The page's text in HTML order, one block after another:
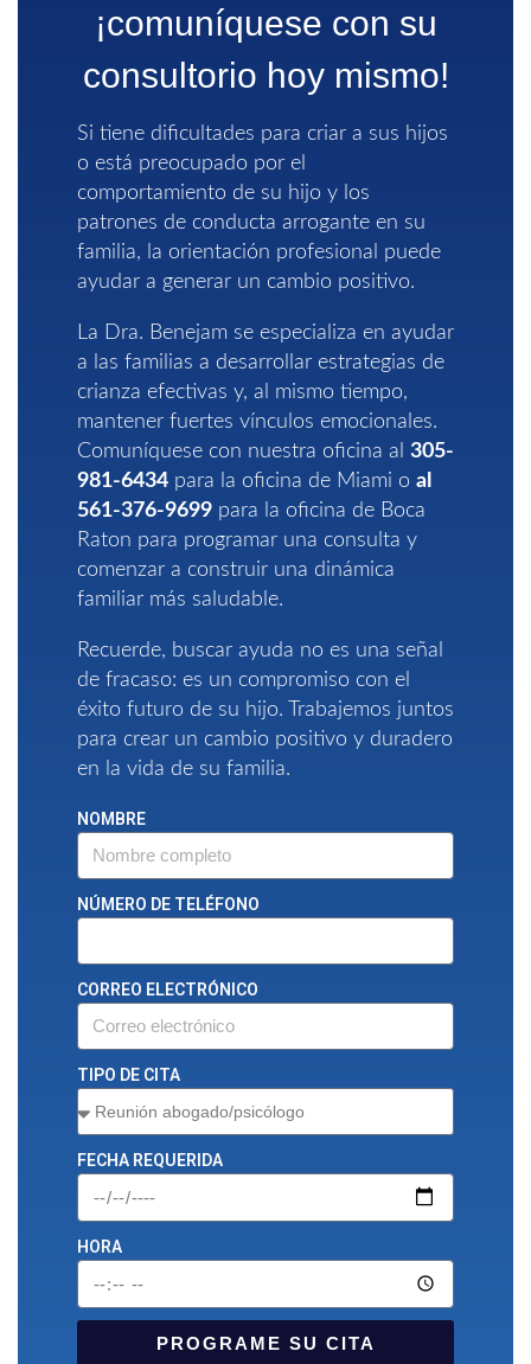
¡comuníquese con su
consultorio hoy mismo!
Si tiene dificultades para criar a sus hijos
o está preocupado por el
comportamiento de su hijo y los
patrones de conducta arrogante en su
familia, la orientación profesional puede
ayudar a generar un cambio positivo.
La Dra. Benejam se especializa en ayudar
a las familias a desarrollar estrategias de
crianza efectivas y, al mismo tiempo,
mantener fuertes vínculos emocionales.
Comuníquese con nuestra oficina al 305-
981-6434 para la oficina de Miami o al
561-376-9699 para la oficina de Boca
Raton para programar una consulta y
comenzar a construir una dinámica
familiar más saludable.
Recuerde, buscar ayuda no es una señal
de fracaso: es un compromiso con el
éxito futuro de su hijo.
Trabajemos juntos
para crear un cambio positivo y duradero
en la vida de su familia.
NOMBRE
NÚMERO DE TELÉFONO
CORREO ELECTRÓNICO
TIPO DE CITA
FECHA REQUERIDA
HORA
PROGRAME SU CITA